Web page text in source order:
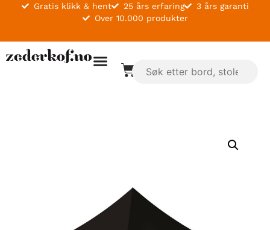
Gratis klikk & hent 25 års erfaring
3 års garanti
Over 10.000 produkter